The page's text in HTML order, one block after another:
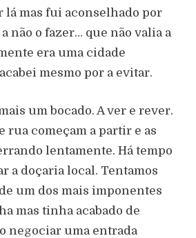
lá mas fui aconselhado por
não o fazer… que não valia a
era uma cidade
mesmo por a evitar.
um bocado. A ver e rever.
rua começam a partir e as
lentamente. Há tempo
a doçaria local. Tentamos
um dos mais imponentes
mas tinha acabado de
negociar uma entrada